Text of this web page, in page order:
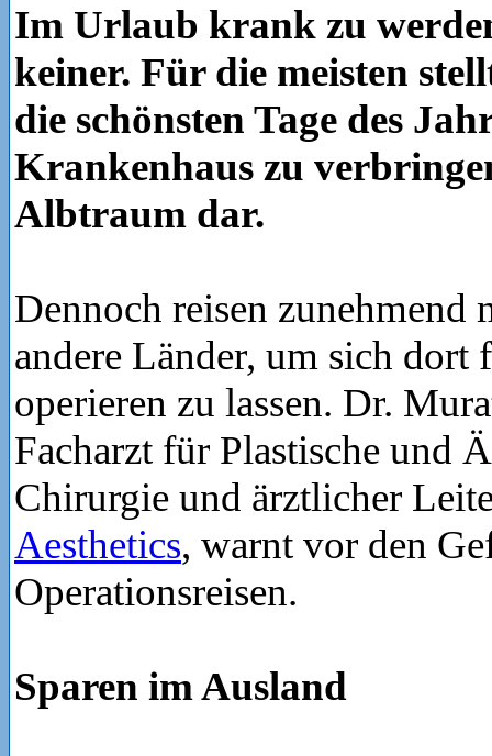
Im Urlaub krank zu
keiner. Für die meisten
die schönsten Tage des
Krankenhaus zu
Albtraum dar.
Dennoch reisen zunehmend
andere Länder, um sich
operieren zu lassen. Dr.
Facharzt für Plastische und
Chirurgie und ärztlicher
Aesthetics, warnt vor den
Operationsreisen.
Sparen im Ausland